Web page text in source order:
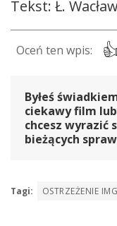
Tekst: Ł.
Byłeś
ciekawy film
chcesz wyrazić
bieżących
Tagi: OSTRZEŻENIE